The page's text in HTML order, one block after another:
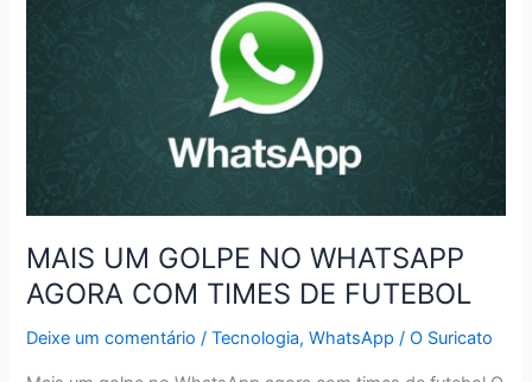
WHATSAPP
MAIS UM GOLPE NO WHATSAPP
AGORA COM TIMES DE FUTEBOL
Deixe um comentário /Tecnologia,WhatsApp /O Suricato